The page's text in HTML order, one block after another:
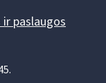
paslaugos